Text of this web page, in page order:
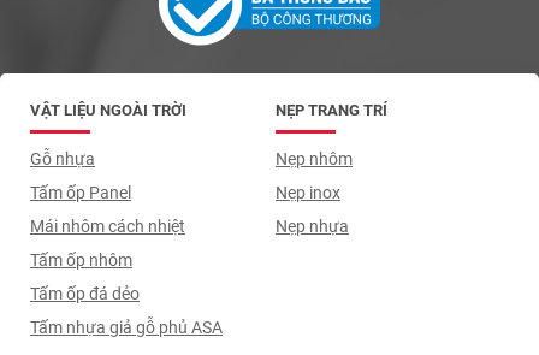
VẬT LIỆU NGOÀI TRỜI
Gỗ nhựa
Tấm ốp Panel
Mái nhôm cách nhiệt
Tấm ốp nhôm
Tấm ốp đá dẻo
Tấm nhựa giả gỗ phủ ASA
NẸP TRANG TRÍ
Nẹp nhôm
Nẹp inox
Nẹp nhựa